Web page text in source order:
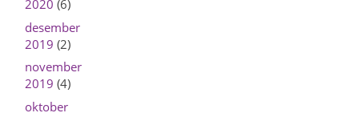
2020 (6)
desember
2019 (2)
november
2019 (4)
oktober